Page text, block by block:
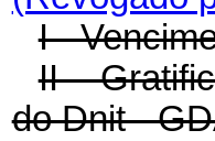
I -
II -
do Dnit -